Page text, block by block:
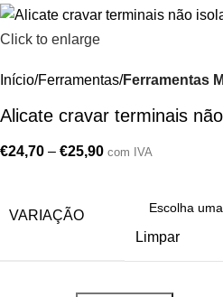
Click to enlarge
Início Ferramentas Ferramentas
Alicate cravar terminais
€24,70 – €25,90 com IVA
VARIAÇÃO
Limpar